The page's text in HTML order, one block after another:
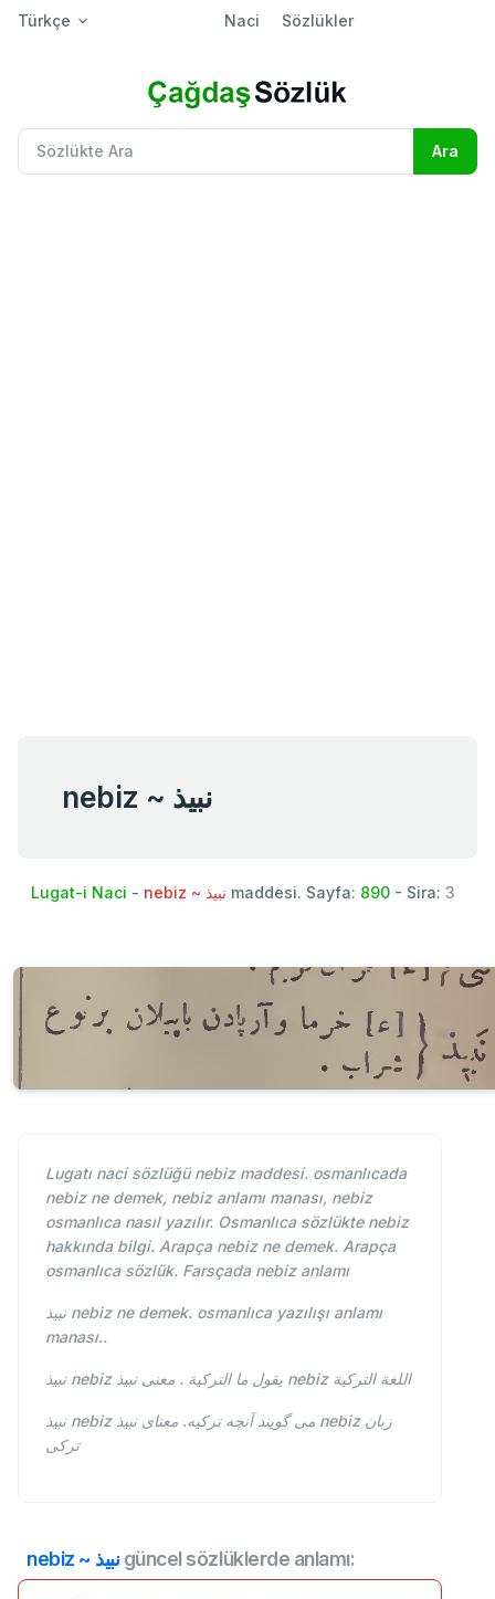
Türkçe Naci Sözlükler
nebiz ~ نبيذ
Lugat-i Naci - nebiz ~ نبيذ maddesi. Sayfa: 890 - Sira: 3
Lugatı naci sözlüğü nebiz maddesi. osmanlıcada
nebiz ne demek, nebiz anlamı manası, nebiz
osmanlıca nasıl yazılır. Osmanlıca sözlükte nebiz
hakkında bilgi. Arapça nebiz ne demek. Arapça
osmanlıca sözlük. Farsçada nebiz anlamı
نبيذ nebiz ne demek. osmanlıca yazılışı anlamı
manası..
نبيذ nebiz يقول ما التركية . معنى نبيذ nebiz اللغة التركية
نبيذ nebiz می گویند آنچه ترکیه. معنای نبيذ nebiz زبان
ترکی
nebiz ~ نبيذgüncel sözlüklerde anlamı: